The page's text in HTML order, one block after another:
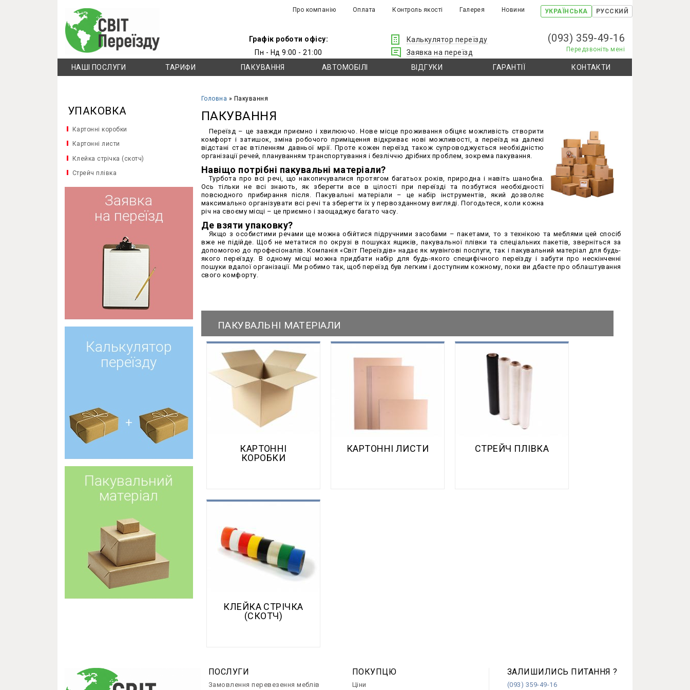
УКРАЇНСЬКА РУССКИЙ
Про компанію Оплата Контроль якості Галерея Новини
Графік роботи офісу:
Пн - Нд 9:00 - 21:00
Калькулятор переїзду
Заявка на переїзд
(093) 359-49-16
Передзвоніть мені
НАШІ ПОСЛУГИ ТАРИФИ ПАКУВАННЯ АВТОМОБІЛІ ВІДГУКИ ГАРАНТІЇ КОНТАКТИ
УПАКОВКА
Картонні коробки
Картонні листи
Клейка стрічка (скотч)
Стрейч плівка
Головна » Пакування
ПАКУВАННЯ
Переїзд – це завжди приємно і хвилюючо. Нове місце проживання обіцяє можливість створити
комфорт і затишок, зміна робочого приміщення відкриває нові можливості, а переїзд на далекі
відстані стає втіленням давньої мрії. Проте кожен переїзд також супроводжується необхідністю
організації речей, плануванням транспортування і безліччю дрібних проблем, зокрема пакування.
Навіщо потрібні пакувальні матеріали?
Турбота про всі речі, що накопичувалися протягом багатьох років, природна і навіть шанобна.
Ось тільки не всі знають, як зберегти все в цілості при переїзді та позбутися необхідності
повсюдного прибирання після. Пакувальні матеріали – це набір інструментів, який дозволяє
максимально організувати всі речі та зберегти їх у первозданному вигляді. Погодьтеся, коли кожна
річ на своєму місці – це приємно і заощаджує багато часу.
Де взяти упаковку?
Якщо з особистими речами ще можна обійтися підручними засобами – пакетами, то з технікою та меблями цей спосіб
вже не підійде. Щоб не метатися по окрузі в пошуках ящиків, пакувальної плівки та спеціальних пакетів, зверніться за
допомогою до професіоналів. Компанія «Світ Переїздів» надає як мувінгові послуги, так і пакувальний матеріал для будь-
якого переїзду. В одному місці можна придбати набір для будь-якого специфічного переїзду і забути про нескінченні
пошуки вдалої організації. Ми робимо так, щоб переїзд був легким і доступним кожному, поки ви дбаєте про облаштування
свого комфорту.
ПАКУВАЛЬНІ МАТЕРІАЛИ
КАРТОННІ
КОРОБКИ
КАРТОННІ ЛИСТИ СТРЕЙЧ ПЛІВКА
КЛЕЙКА СТРІЧКА
(СКОТЧ)
ПОСЛУГИ
Замовлення перевезення меблів
ПОКУПЦЮ
Ціни
ЗАЛИШИЛИСЬ ПИТАННЯ ?
(093) 359-49-16